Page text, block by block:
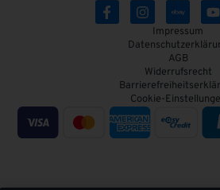
Impressum
AGB
Widerrufsrecht
Cookie-